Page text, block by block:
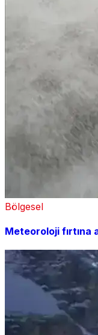
Bölgesel
Meteoroloji fırtına